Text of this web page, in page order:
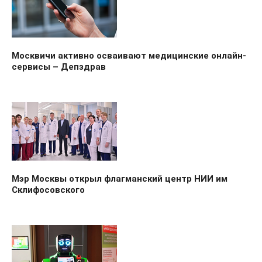
Москвичи активно осваивают медицинские онлайн-
сервисы – Депздрав
Мэр Москвы открыл флагманский центр НИИ им
Склифосовского